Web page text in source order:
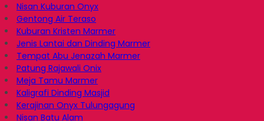
Nisan Kuburan Onyx
Gentong Air Teraso
Kuburan Kristen Marmer
Jenis Lantai dan Dinding Marmer
Tempat Abu Jenazah Marmer
Patung Rajawali Onix
Meja Tamu Marmer
Kaligrafi Dinding Masjid
Kerajinan Onyx Tulungagung
Nisan Batu Alam